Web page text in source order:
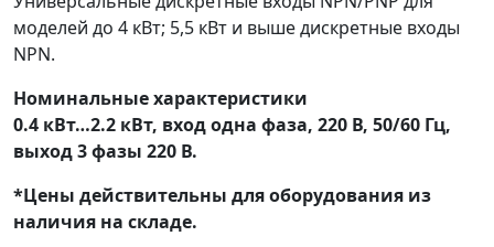
моделей до 4 кВт; 5,5 кВт и выше дискретные входы
NPN.
Номинальные характеристики
0.4 кВт…2.2 кВт, вход одна фаза, 220 В, 50/60 Гц,
выход 3 фазы 220 В.
*Цены действительны для оборудования из
наличия на складе.